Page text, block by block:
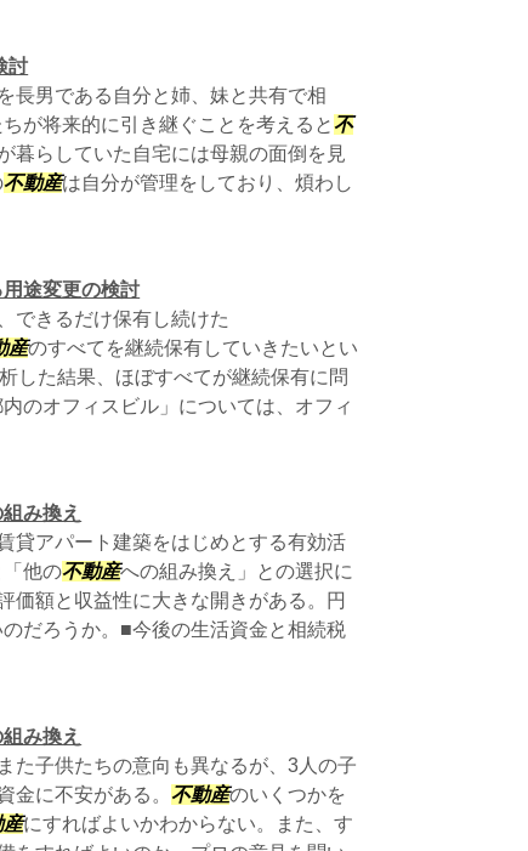
討
長男である自分と姉、妹と共有で相
が将来的に引き継ぐことを考えると不
暮らしていた自宅には母親の面倒を見
不動産は自分が管理をしており、煩わし
途変更の検討
できるだけ保有し続けた
産のすべてを継続保有していきたいとい
した結果、ほぼすべてが継続保有に問
のオフィスビル」については、オフィ
み換え
貸アパート建築をはじめとする有効活
他の不動産への組み換え」との選択に
価額と収益性に大きな開きがある。円
だろうか。■今後の生活資金と相続税
み換え
た子供たちの意向も異なるが、3人の子
金に不安がある。不動産のいくつかを
産にすればよいかわからない。また、す